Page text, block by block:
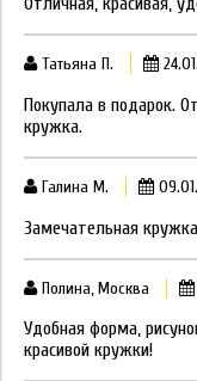
Татьяна П.
Покупала в подарок.
кружка.
Галина М.
Замечательная
Полина, Москва
Удобная форма,
красивой кружки!